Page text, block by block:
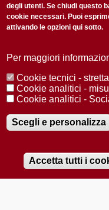
Audio
Accetto laPrivacy Policy
Redazione Copyright
© 2025 Università di Padova
Registrazione presso il
2012
degli utenti. Se chiudi questo
cookie necessari. Puoi
attivando le opzioni qui sotto.
Per maggiori
Cookie tecnici -
Cookie analitici -
Cookie analitici -
Scegli e personalizza
Accetta tutti i